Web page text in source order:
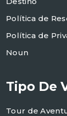
Política de
Política de
Noun
Tipo De
Tour de